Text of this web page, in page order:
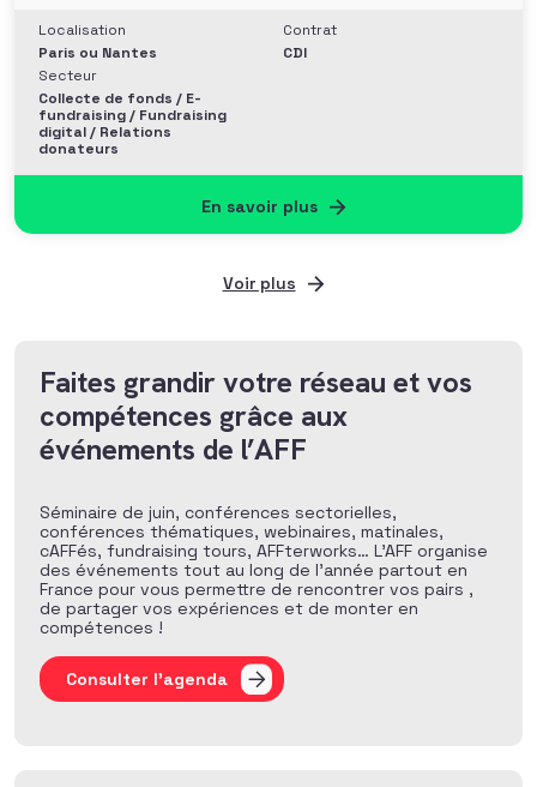
Localisation
Paris ou Nantes
Secteur
Collecte de fonds / E-
fundraising / Fundraising
digital / Relations
donateurs
Contrat
CDI
En savoir plus
Voir plus
Faites grandir votre réseau et vos
compétences grâce aux
événements de l’AFF
Séminaire de juin, conférences sectorielles,
conférences thématiques, webinaires, matinales,
cAFFés, fundraising tours, AFFterworks… L’AFF organise
des événements tout au long de l’année partout en
France pour vous permettre de rencontrer vos pairs ,
de partager vos expériences et de monter en
compétences !
Consulter l'agenda